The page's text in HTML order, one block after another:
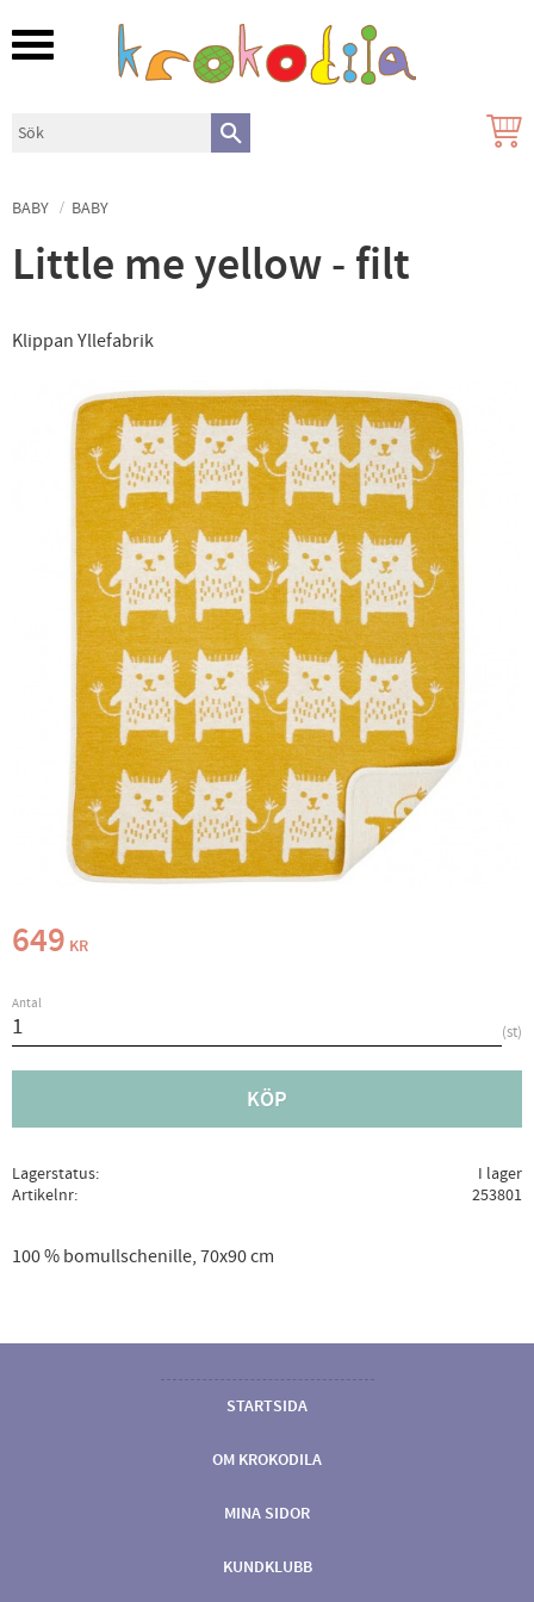
Meny
BABY BABY
Little me yellow - filt
Klippan Yllefabrik
649 KR
Antal
st
KÖP
Lagerstatus
I lager
Artikelnr
253801
100 % bomullschenille, 70x90 cm
STARTSIDA
OM KROKODILA
MINA SIDOR
KUNDKLUBB